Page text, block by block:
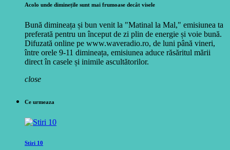
Acolo unde diminețile sunt mai frumoase decât visele
Bună dimineața și bun venit la "Matinal la Mal," emisiunea ta
preferată pentru un început de zi plin de energie și voie bună.
Difuzată online pe www.waveradio.ro, de luni până vineri,
între orele 9-11 dimineața, emisiunea aduce răsăritul mării
direct în casele și inimile ascultătorilor.
close
Ce urmeaza
Stiri 10